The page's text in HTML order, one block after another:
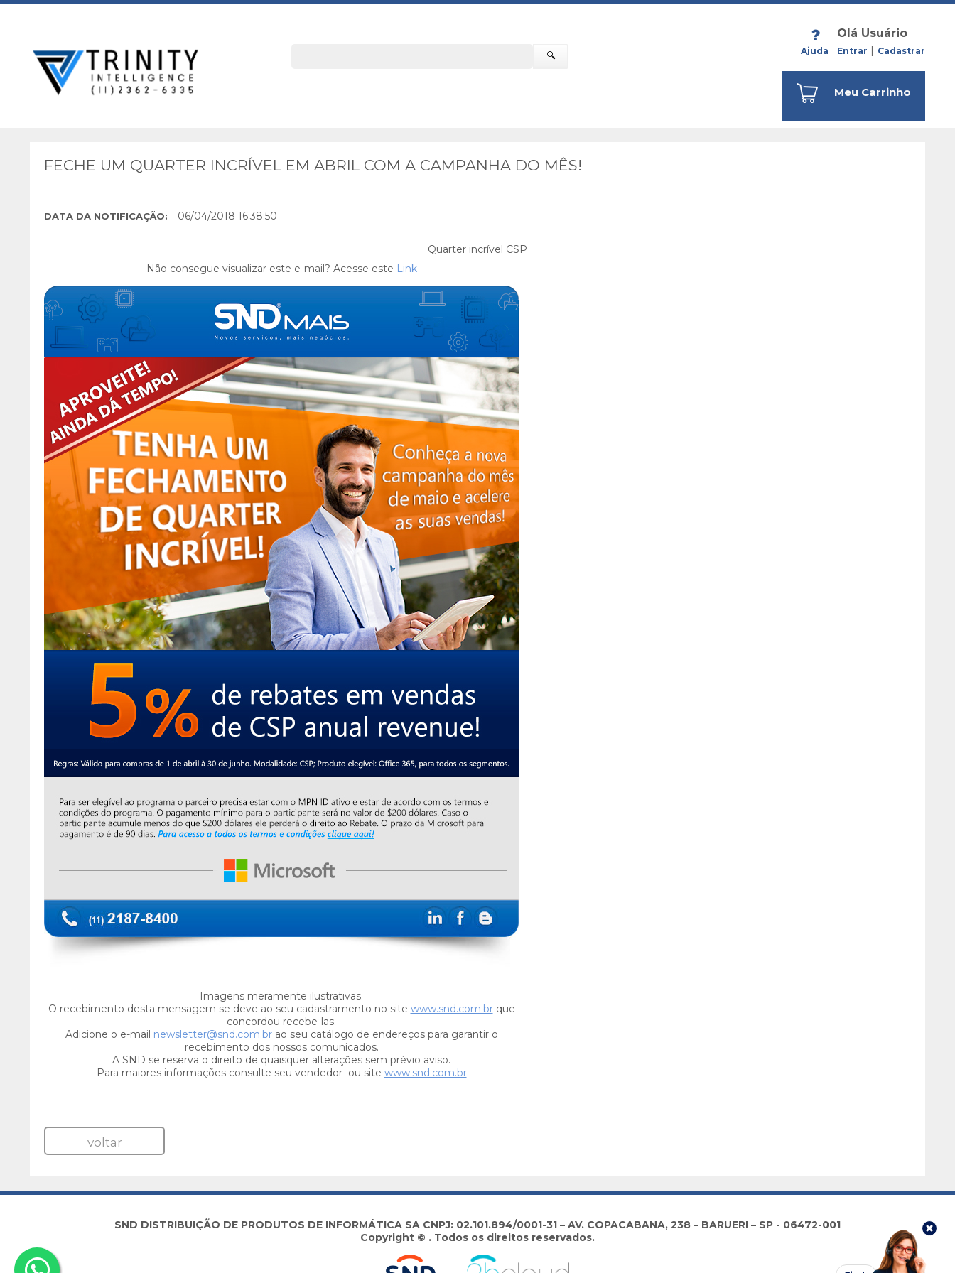
🔍 Ajuda
Olá Usuário
Entrar Cadastrar
Meu Carrinho
FECHE UM QUARTER INCRÍVEL EM ABRIL COM A CAMPANHA DO MÊS!
DATA DA NOTIFICAÇÃO: 06/04/2018 16:38:50
Quarter incrível CSP
Não consegue visualizar este e-mail? Acesse este Link
Imagens meramente ilustrativas.
O recebimento desta mensagem se deve ao seu cadastramento no site www.snd.com.brque
concordou recebe-las.
Adicione o e-mail newsletter@snd.com.brao seu catálogo de endereços para garantir o
recebimento dos nossos comunicados.
A SND se reserva o direito de quaisquer alterações sem prévio aviso.
Para maiores informações consulte seu vendedor ou site www.snd.com.br
voltar
SND DISTRIBUIÇÃO DE PRODUTOS DE INFORMÁTICA SA CNPJ: 02.101.894/0001-31 – AV. COPACABANA, 238 – BARUERI – SP - 06472-001
Copyright © . Todos os direitos reservados.